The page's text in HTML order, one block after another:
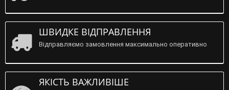
ШВИДКЕ ВІДПРАВЛЕННЯ
Відправляємо замовлення максимально оперативно
ЯКІСТЬ ВАЖЛИВІШЕ